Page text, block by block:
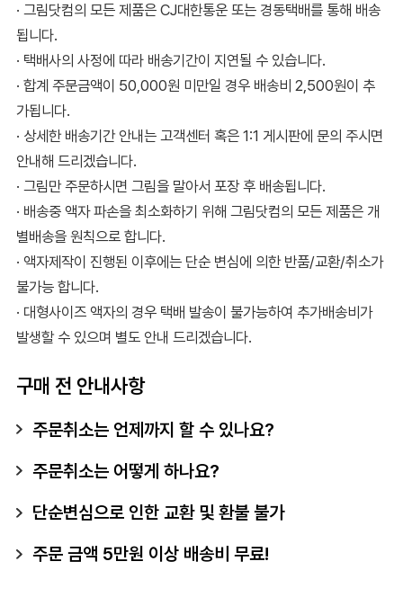
· 그림닷컴의 모든 제품은 CJ대한통운 또는 경동택배를 통해 배송
됩니다.
· 택배사의 사정에 따라 배송기간이 지연될 수 있습니다.
· 합계 주문금액이 50,000원 미만일 경우 배송비 2,500원이 추
가됩니다.
· 상세한 배송기간 안내는 고객센터 혹은 1:1 게시판에 문의 주시면
안내해 드리겠습니다.
· 그림만 주문하시면 그림을 말아서 포장 후 배송됩니다.
· 배송중 액자 파손을 최소화하기 위해 그림닷컴의 모든 제품은 개
별배송을 원칙으로 합니다.
· 액자제작이 진행된 이후에는 단순 변심에 의한 반품/교환/취소가
불가능 합니다.
· 대형사이즈 액자의 경우 택배 발송이 불가능하여 추가배송비가
발생할 수 있으며 별도 안내 드리겠습니다.
구매 전 안내사항
주문취소는 언제까지 할 수 있나요?
주문취소는 어떻게 하나요?
단순변심으로 인한 교환 및 환불 불가
주문 금액 5만원 이상 배송비 무료!